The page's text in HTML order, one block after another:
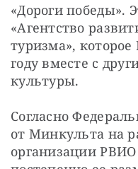
«Дороги победы».
«Агентство
туризма»,
году вместе с
культуры.
Согласно
от Минкульта на
организации РВИО